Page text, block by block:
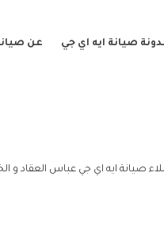
صيانة ايه اي جي عن
صيانة ايه اي جي عباس العقاد و